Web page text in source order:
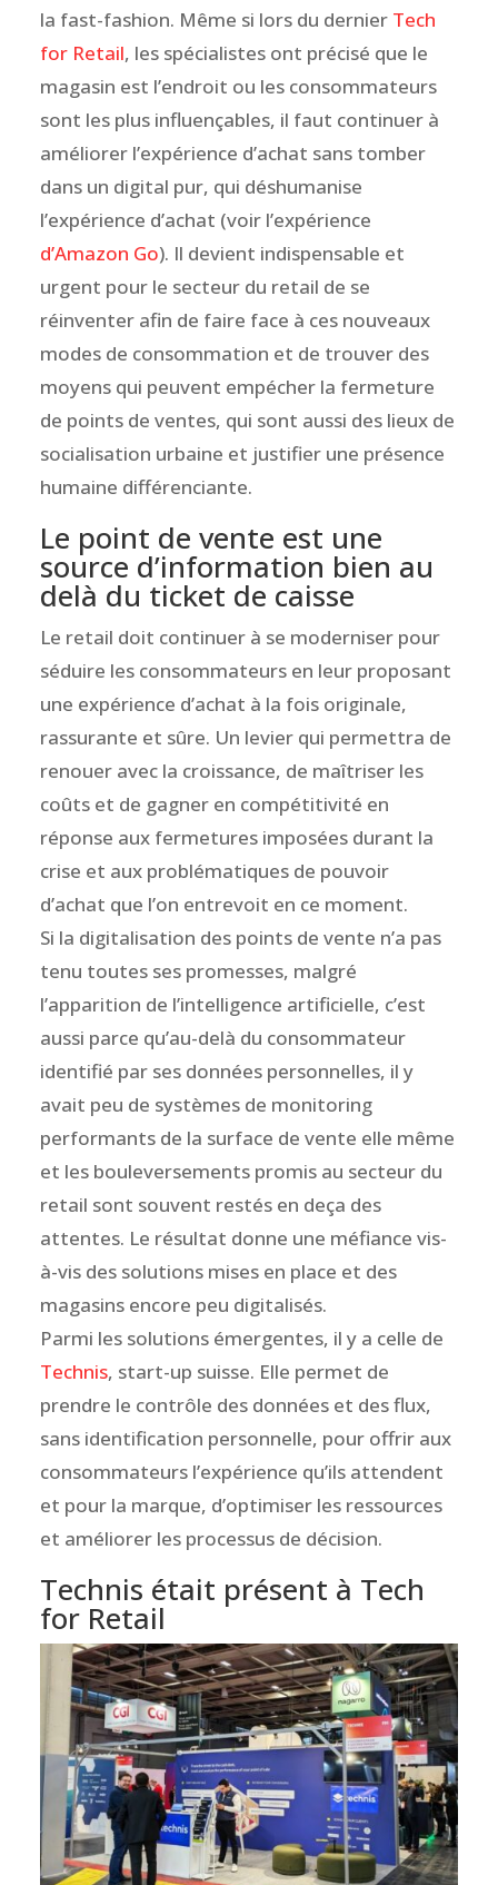
la fast-fashion. Même si lors du dernier Tech
for Retail, les spécialistes ont précisé que le
magasin est l’endroit ou les consommateurs
sont les plus influençables, il faut continuer à
améliorer l’expérience d’achat sans tomber
dans un digital pur, qui déshumanise
l’expérience d’achat (voir l’expérience
d’Amazon Go). Il devient indispensable et
urgent pour le secteur du retail de se
réinventer afin de faire face à ces nouveaux
modes de consommation et de trouver des
moyens qui peuvent empécher la fermeture
de points de ventes, qui sont aussi des lieux de
socialisation urbaine et justifier une présence
humaine différenciante.
Le point de vente est une
source d’information bien au
delà du ticket de caisse
Le retail doit continuer à se moderniser pour
séduire les consommateurs en leur proposant
une expérience d’achat à la fois originale,
rassurante et sûre. Un levier qui permettra de
renouer avec la croissance, de maîtriser les
coûts et de gagner en compétitivité en
réponse aux fermetures imposées durant la
crise et aux problématiques de pouvoir
d’achat que l’on entrevoit en ce moment.
Si la digitalisation des points de vente n’a pas
tenu toutes ses promesses, malgré
l’apparition de l’intelligence artificielle, c’est
aussi parce qu’au-delà du consommateur
identifié par ses données personnelles, il y
avait peu de systèmes de monitoring
performants de la surface de vente elle même
et les bouleversements promis au secteur du
retail sont souvent restés en deça des
attentes. Le résultat donne une méfiance vis-
à-vis des solutions mises en place et des
magasins encore peu digitalisés.
Parmi les solutions émergentes, il y a celle de
Technis, start-up suisse. Elle permet de
prendre le contrôle des données et des flux,
sans identification personnelle, pour offrir aux
consommateurs l’expérience qu’ils attendent
et pour la marque, d’optimiser les ressources
et améliorer les processus de décision.
Technis était présent à Tech
for Retail